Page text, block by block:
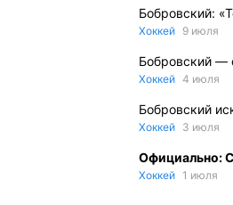
Бобровский:
Хоккей 9 июля
Бобровский —
Хоккей 4 июля
Бобровский
Хоккей 3 июля
Официально:
Хоккей 1 июля